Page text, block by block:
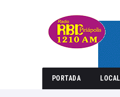
PORTADA